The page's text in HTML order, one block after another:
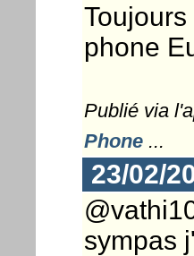
phone
Publié via
Phone...
23/02/
sympas